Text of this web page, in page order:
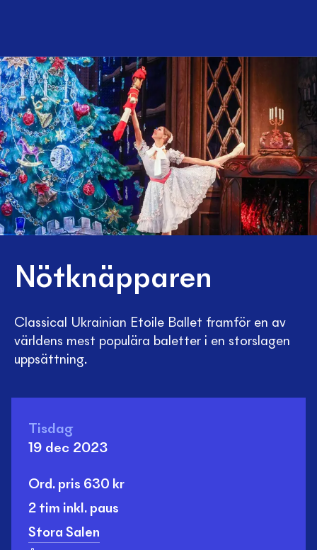
Nötknäpparen
Classical Ukrainian Etoile Ballet framför en av
världens mest populära baletter i en storslagen
uppsättning.
Tisdag
19 dec 2023
Ord. pris 630 kr
2 tim inkl. paus
Stora Salen